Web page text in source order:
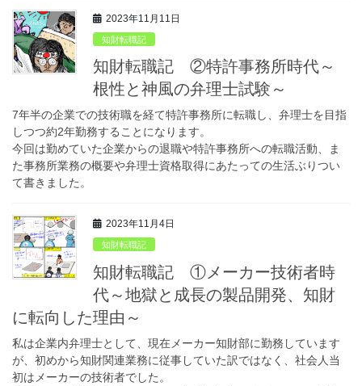
2023年11月11日
知財転職記
知財転職記 ②特許事務所時代～
根性と神風の弁理士試験～
7年半の企業での技術職を経て特許事務所に転職し、弁理士を目指
しつつ約2年勤務することになります。
今回は勤めていた企業からの退職や特許事務所への転職活動、ま
た事務所業務の概要や弁理士資格取得にあたっての生活ぶりつい
て書きました。
2023年11月4日
知財転職記
知財転職記 ①メーカー技術者時
代～地獄と成長の製品開発、知財
に転向した理由～
私は企業内弁理士として、現在メーカー知財部に勤務しています
が、初めから知財関連業務に従事していた訳ではなく、社会人当
初はメーカーの技術者でした。